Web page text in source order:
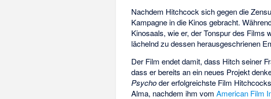
Nachdem Hitchcock sich gegen die
Kampagne in die Kinos gebracht.
Kinosaals, wie er, der Tonspur des Films
lächelnd zu dessen herausgeschrienen
Der Film endet damit, dass Hitch seiner
dass er bereits an ein neues Projekt
Psychoder erfolgreichste Film
Alma, nachdem ihm vomAmerican Film